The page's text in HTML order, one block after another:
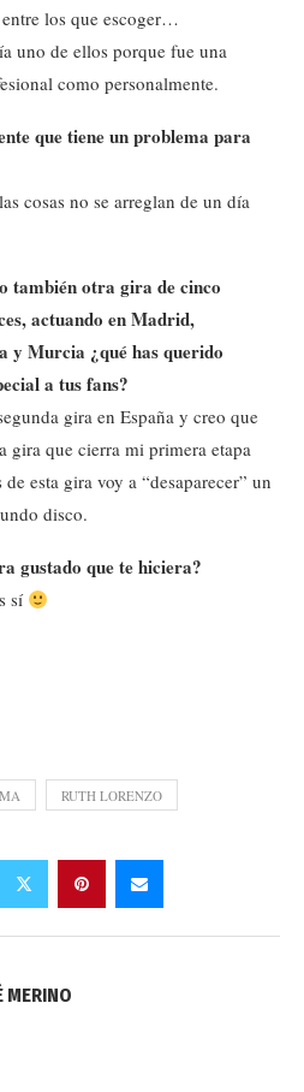
los que escoger…
uno de ellos porque fue una
como personalmente.
que tiene un problema para
cosas no se arreglan de un día
también otra gira de cinco
actuando en Madrid,
y Murcia ¿qué has querido
a tus fans?
gira en España y creo que
gira que cierra mi primera etapa
esta gira voy a “desaparecer” un
disco.
gustado que te hiciera?
sí
RUTH LORENZO
MERINO